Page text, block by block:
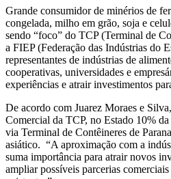
Grande consumidor de minérios de
congelada, milho em grão, soja e
sendo “foco” do TCP (Terminal de
a FIEP (Federação das Indústrias do
representantes de indústrias de
cooperativas, universidades e
experiências e atrair investimentos
De acordo com Juarez Moraes e
Comercial da TCP, no Estado 10%
via Terminal de Contêineres de
asiático. “A aproximação com a
suma importância para atrair novos
ampliar possíveis parcerias